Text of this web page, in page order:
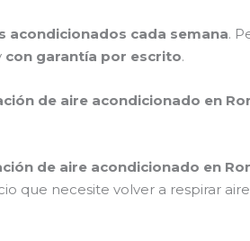
acondicionados cada semana.
con garantía por escrito.
de aire acondicionado en
de aire acondicionado en
que necesite volver a respirar